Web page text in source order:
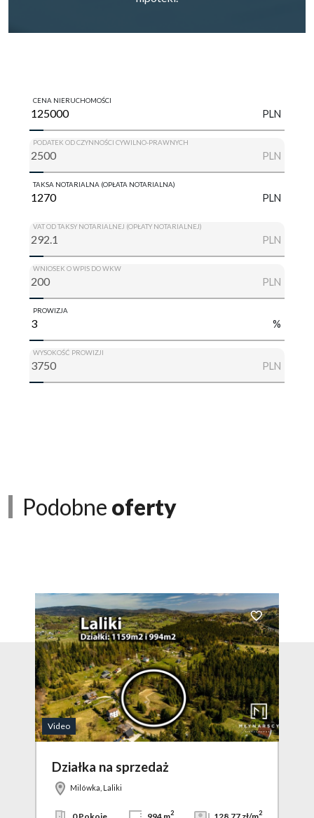
CENA NIERUCHOMOŚCI
PLN
PODATEK OD CZYNNOŚCI CYWILNO-PRAWNYCH
PLN
TAKSA NOTARIALNA (OPŁATA NOTARIALNA)
PLN
VAT OD TAKSY NOTARIALNEJ (OPŁATY NOTARIALNEJ)
PLN
WNIOSEK O WPIS DO WKW
PLN
PROWIZJA
%
WYSOKOŚĆ PROWIZJI
PLN
Podobne oferty
Dodaj do ulubionych
Video
Dodaj do
Działka na sprzedaż
Milówka, Laliki
2 2